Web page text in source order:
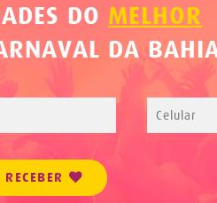
DO MELHOR
DA
RECEBER